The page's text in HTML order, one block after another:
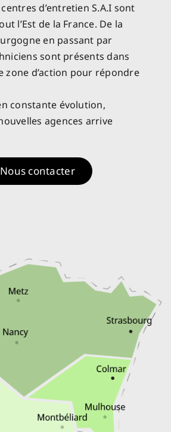
d’entretien S.A.I sont
l’Est de la France. De la
en passant par
sont présents dans
zone d’action pour répondre
constante évolution,
agences arrive
Nous contacter